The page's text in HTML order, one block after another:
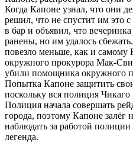
Когда Капоне узнал, что они
решил, что не спустит им это
в бар и объявил, что
ранены, но им удалось
повезло меньше, как и
окружного прокурора Мак-
убили помощника окружного
Попытка Капоне защитить
поскольку вся полиция Чикаго
Полиция начала совершать
города, поэтому Капоне
наблюдать за работой полиции
легенда.